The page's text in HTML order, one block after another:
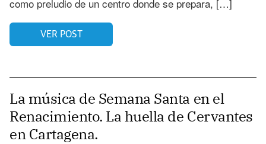
como preludio de un centro donde se prepara, […]
VER POST
La música de Semana Santa en el
Renacimiento. La huella de Cervantes
en Cartagena.